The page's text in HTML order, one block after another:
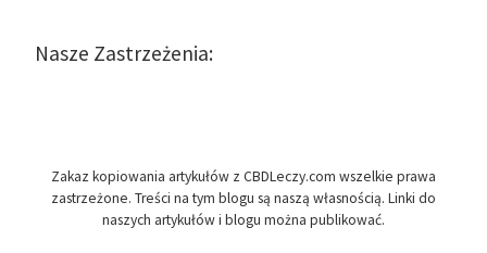
Nasze Zastrzeżenia:
Zakaz kopiowania artykułów z CBDLeczy.com wszelkie prawa
zastrzeżone. Treści na tym blogu są naszą własnością. Linki do
naszych artykułów i blogu można publikować.